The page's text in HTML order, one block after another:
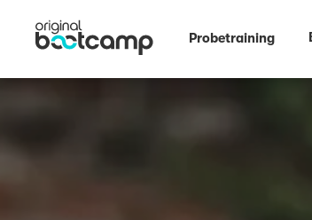
Probetraining